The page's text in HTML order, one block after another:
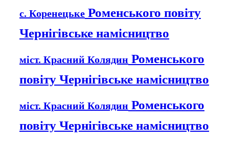
с. Коренецьке Роменського повіту
Чернігівське намісництво
міст. Красний Колядин Роменського
повіту Чернігівське намісництво
міст. Красний Колядин Роменського
повіту Чернігівське намісництво